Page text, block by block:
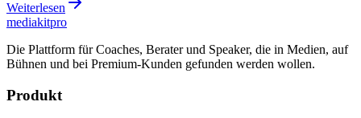
Weiterlesen
mediakitpro
Die Plattform für Coaches, Berater und Speaker, die in Medien, auf
Bühnen und bei Premium-Kunden gefunden werden wollen.
Produkt